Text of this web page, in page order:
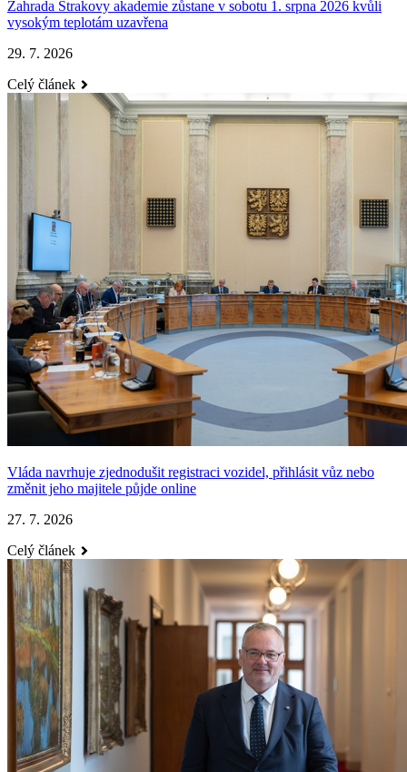
Zahrada Strakovy akademie zůstane v sobotu 1. srpna 2026 kvůli
vysokým teplotám uzavřena
29. 7. 2026
Celý článek
Vláda navrhuje zjednodušit registraci vozidel, přihlásit vůz nebo
změnit jeho majitele půjde online
27. 7. 2026
Celý článek